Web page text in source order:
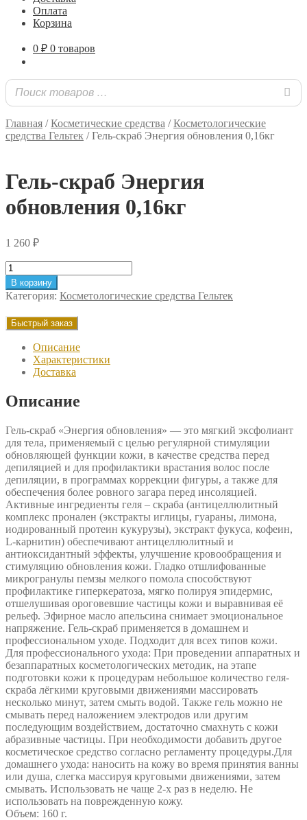
Оплата
Корзина
0 ₽ 0 товаров
Главная /Косметические средства /Косметологические
средства Гельтек /Гель-скраб Энергия обновления 0,16кг
Гель-скраб Энергия
обновления 0,16кг
1 260 ₽
Количество
товара
Гель-
скраб
Энергия
обновления
В корзину
Категория: Косметологические средства Гельтек
Быстрый заказ
Описание
Характеристики
Доставка
Описание
Гель-скраб «Энергия обновления» — это мягкий эксфолиант
для тела, применяемый с целью регулярной стимуляции
обновляющей функции кожи, в качестве средства перед
депиляцией и для профилактики врастания волос после
депиляции, в программах коррекции фигуры, а также для
обеспечения более ровного загара перед инсоляцией.
Активные ингредиенты геля – скраба (антицеллюлитный
комплекс пронален (экстракты иглицы, гуараны, лимона,
иодированный протеин кукурузы), экстракт фукуса, кофеин,
L-карнитин) обеспечивают антицеллюлитный и
антиоксидантный эффекты, улучшение кровообращения и
стимуляцию обновления кожи. Гладко отшлифованные
микрогранулы пемзы мелкого помола способствуют
профилактике гиперкератоза, мягко полируя эпидермис,
отшелушивая ороговевшие частицы кожи и выравнивая её
рельеф. Эфирное масло апельсина снимает эмоциональное
напряжение. Гель-скраб применяется в домашнем и
профессиональном уходе. Подходит для всех типов кожи.
Для профессионального ухода: При проведении аппаратных и
безаппаратных косметологических методик, на этапе
подготовки кожи к процедурам небольшое количество геля-
скраба лёгкими круговыми движениями массировать
несколько минут, затем смыть водой. Также гель можно не
смывать перед наложением электродов или другим
последующим воздействием, достаточно смахнуть с кожи
абразивные частицы. При необходимости добавить другое
косметическое средство согласно регламенту процедуры.Для
домашнего ухода: наносить на кожу во время принятия ванны
или душа, слегка массируя круговыми движениями, затем
смывать. Использовать не чаще 2-х раз в неделю. Не
использовать на поврежденную кожу.
Объем: 160 г.